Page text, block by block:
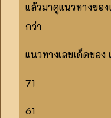
แล้วมาดูแนวทางขอ
กว่า
แนวทางเลขเด็ดของ
71
61